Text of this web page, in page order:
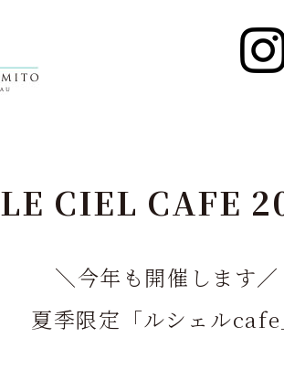
LE CIEL CAFE
＼今年も開催します／
夏季限定「ルシェル